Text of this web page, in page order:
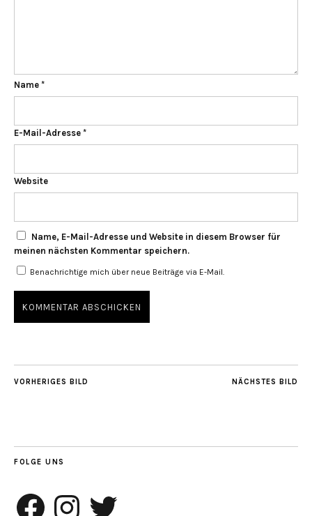
Name *
E-Mail-Adresse *
Website
Name, E-Mail-Adresse und Website in diesem Browser für
meinen nächsten Kommentar speichern.
Benachrichtige mich über neue Beiträge via E-Mail.
NÄCHSTES BILD
VORHERIGES BILD
FOLGE UNS
Facebook InstagramTwitter